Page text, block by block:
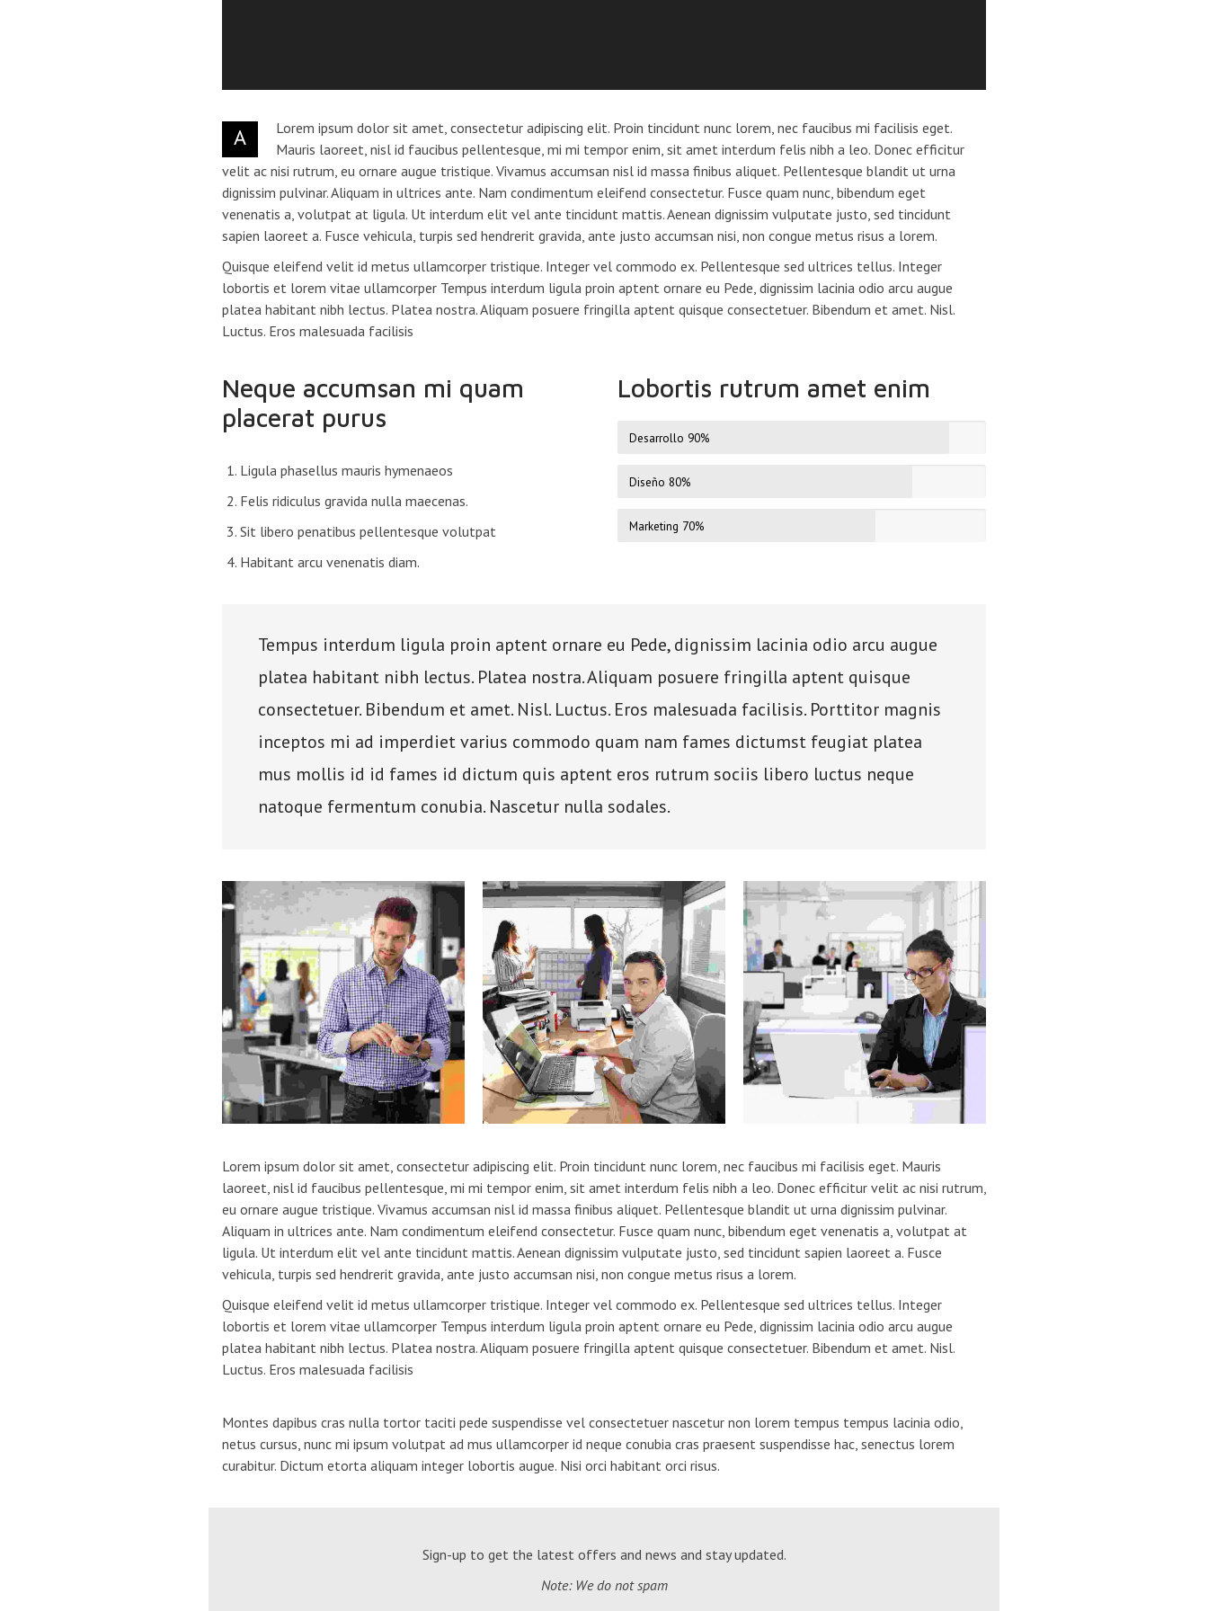
A
Lorem ipsum dolor sit amet, consectetur adipiscing elit. Proin tincidunt nunc lorem, nec faucibus mi facilisis eget.
Mauris laoreet, nisl id faucibus pellentesque, mi mi tempor enim, sit amet interdum felis nibh a leo. Donec efficitur
velit ac nisi rutrum, eu ornare augue tristique. Vivamus accumsan nisl id massa finibus aliquet. Pellentesque blandit ut urna
dignissim pulvinar. Aliquam in ultrices ante. Nam condimentum eleifend consectetur. Fusce quam nunc, bibendum eget
venenatis a, volutpat at ligula. Ut interdum elit vel ante tincidunt mattis. Aenean dignissim vulputate justo, sed tincidunt
sapien laoreet a. Fusce vehicula, turpis sed hendrerit gravida, ante justo accumsan nisi, non congue metus risus a lorem.
Quisque eleifend velit id metus ullamcorper tristique. Integer vel commodo ex. Pellentesque sed ultrices tellus. Integer
lobortis et lorem vitae ullamcorper Tempus interdum ligula proin aptent ornare eu Pede, dignissim lacinia odio arcu augue
platea habitant nibh lectus. Platea nostra. Aliquam posuere fringilla aptent quisque consectetuer. Bibendum et amet. Nisl.
Luctus. Eros malesuada facilisis
Neque accumsan mi quam
placerat purus
Ligula phasellus mauris hymenaeos
Felis ridiculus gravida nulla maecenas.
Sit libero penatibus pellentesque volutpat
Habitant arcu venenatis diam.
Lobortis rutrum amet enim
Desarrollo 90%
Diseño80%
Marketing 70%
Tempus interdum ligula proin aptent ornare eu Pede, dignissim lacinia odio arcu augue
platea habitant nibh lectus. Platea nostra. Aliquam posuere fringilla aptent quisque
consectetuer. Bibendum et amet. Nisl. Luctus. Eros malesuada facilisis. Porttitor magnis
inceptos mi ad imperdiet varius commodo quam nam fames dictumst feugiat platea
mus mollis id id fames id dictum quis aptent eros rutrum sociis libero luctus neque
natoque fermentum conubia. Nascetur nulla sodales.
Lorem ipsum dolor sit amet, consectetur adipiscing elit. Proin tincidunt nunc lorem, nec faucibus mi facilisis eget. Mauris
laoreet, nisl id faucibus pellentesque, mi mi tempor enim, sit amet interdum felis nibh a leo. Donec efficitur velit ac nisi rutrum,
eu ornare augue tristique. Vivamus accumsan nisl id massa finibus aliquet. Pellentesque blandit ut urna dignissim pulvinar.
Aliquam in ultrices ante. Nam condimentum eleifend consectetur. Fusce quam nunc, bibendum eget venenatis a, volutpat at
ligula. Ut interdum elit vel ante tincidunt mattis. Aenean dignissim vulputate justo, sed tincidunt sapien laoreet a. Fusce
vehicula, turpis sed hendrerit gravida, ante justo accumsan nisi, non congue metus risus a lorem.
Quisque eleifend velit id metus ullamcorper tristique. Integer vel commodo ex. Pellentesque sed ultrices tellus. Integer
lobortis et lorem vitae ullamcorper Tempus interdum ligula proin aptent ornare eu Pede, dignissim lacinia odio arcu augue
platea habitant nibh lectus. Platea nostra. Aliquam posuere fringilla aptent quisque consectetuer. Bibendum et amet. Nisl.
Luctus. Eros malesuada facilisis
Montes dapibus cras nulla tortor taciti pede suspendisse vel consectetuer nascetur non lorem tempus tempus lacinia odio,
netus cursus, nunc mi ipsum volutpat ad mus ullamcorper id neque conubia cras praesent suspendisse hac, senectus lorem
curabitur. Dictum etorta aliquam integer lobortis augue. Nisi orci habitant orci risus.
Sign-up to get the latest offers and news and stay updated.
Note: We do not spam